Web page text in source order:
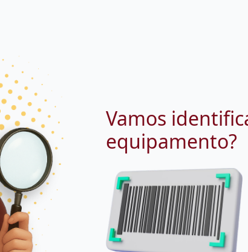
Vamos
equipamento?